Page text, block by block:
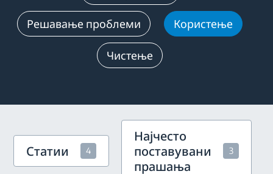
Решавање проблеми Користење
Чистење
Статии 4
Најчесто
поставувани
прашања
3